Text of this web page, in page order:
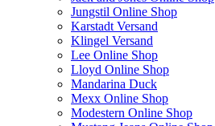
Jungstil Online Shop
Karstadt Versand
Klingel Versand
Lee Online Shop
Lloyd Online Shop
Mandarina Duck
Mexx Online Shop
Modestern Online Shop